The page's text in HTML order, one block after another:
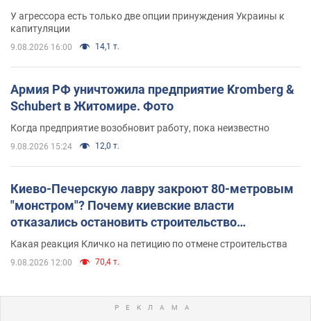
У агрессора есть только две опции принуждения Украины к
капитуляции
9.08.2026 16:00 14,1 т.
Армия РФ уничтожила предприятие Kromberg &
Schubert в Житомире. Фото
Когда предприятие возобновит работу, пока неизвестно
9.08.2026 15:24 12,0 т.
Киево-Печерскую лавру закроют 80-метровым
"монстром"? Почему киевские власти
отказались остановить строительство
небоскреба "московского верующего"
Какая реакция Кличко на петицию по отмене строительства
9.08.2026 12:00 70,4 т.